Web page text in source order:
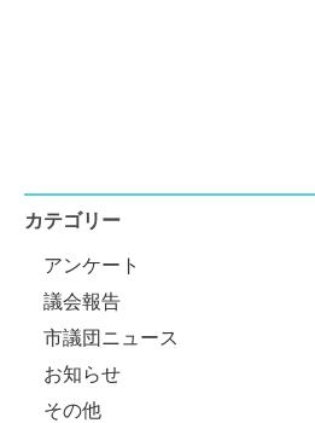
カテゴリー
アンケート
議会報告
市議団ニュース
お知らせ
その他